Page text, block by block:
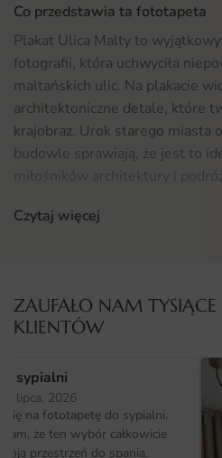
Co przedstawia ta fototapeta
Plakat Ulica Malty to wyjątkowy
fotografii, która uchwyciła
maltańskich ulic. Na plakacie
architektoniczne detale, które
krajobraz. Urok starego miasta
budowle sprawiają, że jest to
miłośników architektury i
uliczek, gdzie każdy zakręt
Plakat Ulica Malty to
który sprawdzi się w różnych
ozdobą salonu, biura, a także
wnętrza wyjątkowy klimat.
minimalistycznym
doskonale współgra ze stylem
industrialnym. Dodatkowo,
Czytaj więcej
ZAUFAŁO NAM
KLIENTÓW
sypialni
lipca, 2026
się na fototapetę do sypialni.
że ten wybór całkowicie
przestrzeń do spania.